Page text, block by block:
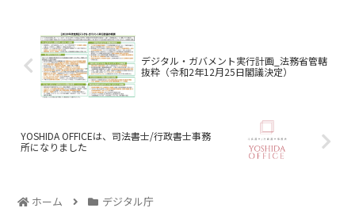
デジタル・ガバメント実行計画_法務省管轄
抜粋（令和2年12月25日閣議決定）
YOSHIDA OFFICEは、司法書士/行政書士事務
所になりました
ホーム デジタル庁